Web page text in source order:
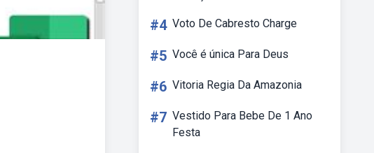
#4 Voto De Cabresto Charge
#5 Você é única Para Deus
#6 Vitoria Regia Da Amazonia
#7 Vestido Para Bebe De 1 Ano
Festa